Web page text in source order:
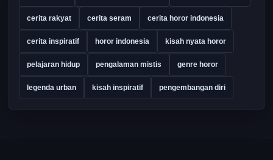
cerita rakyat cerita seram cerita horor indonesia
cerita inspiratif horor indonesia kisah nyata horor
pelajaran hidup pengalaman mistis genre horor
legenda urban kisah inspiratif pengembangan diri